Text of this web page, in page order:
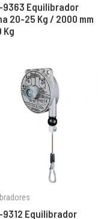
9363 Equilibrador
20-25 Kg / 2000 mm
Kg
9312 Equilibrador